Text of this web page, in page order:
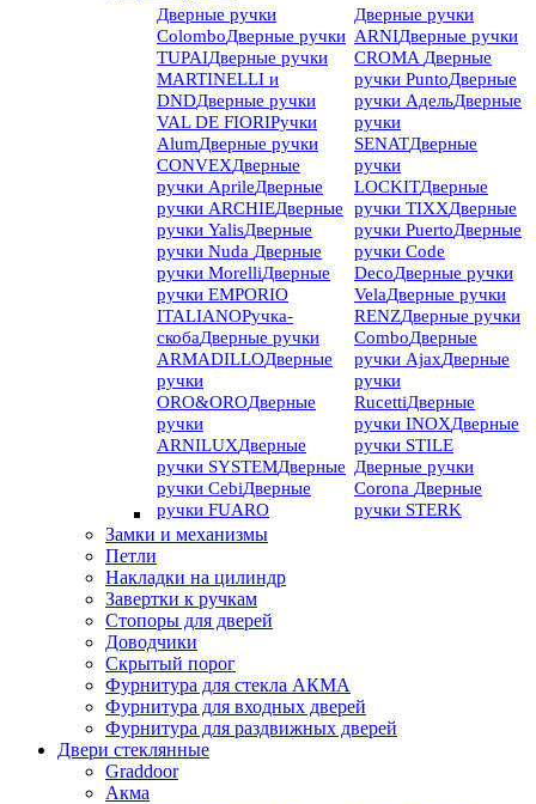
Дверные ручки
ColomboДверные ручки
TUPAIДверные ручки
MARTINELLI и
DNDДверные ручки
VAL DE FIORIРучки
AlumДверные ручки
CONVEXДверные
ручки AprileДверные
ручки ARCHIEДверные
ручки YalisДверные
ручки Nuda Дверные
ручки MorelliДверные
ручки EMPORIO
ITALIANOРучка-
скобаДверные ручки
ARMADILLOДверные
ручки
ORO&OROДверные
ручки
ARNILUXДверные
ручки SYSTEMДверные
ручки CebiДверные
ручки FUARO
Дверные ручки
ARNIДверные ручки
CROMA Дверные
ручки PuntoДверные
ручки АдельДверные
ручки
SENATДверные
ручки
LOCKITДверные
ручки TIXXДверные
ручки PuertoДверные
ручки Code
DecoДверные ручки
VelaДверные ручки
RENZДверные ручки
ComboДверные
ручки AjaxДверные
ручки
RucettiДверные
ручки INOXДверные
ручки STILE
Дверные ручки
Corona Дверные
ручки STERK
Замки и механизмы
Петли
Накладки на цилиндр
Завертки к ручкам
Стопоры для дверей
Доводчики
Скрытый порог
Фурнитура для стекла АКМА
Фурнитура для входных дверей
Фурнитура для раздвижных дверей
Двери стеклянные
Graddoor
Акма